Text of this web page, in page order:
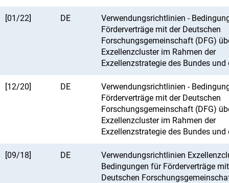
[01/22] DE
Verwendungsrichtlinien -
Förderverträge mit der Deutschen
Forschungsgemeinschaft (DFG)
Exzellenzcluster im Rahmen der
Exzellenzstrategie des Bundes und
[12/20] DE
Verwendungsrichtlinien -
Förderverträge mit der Deutschen
Forschungsgemeinschaft (DFG)
Exzellenzcluster im Rahmen der
Exzellenzstrategie des Bundes und
[09/18] DE
Verwendungsrichtlinien
Bedingungen für Förderverträge
Deutschen